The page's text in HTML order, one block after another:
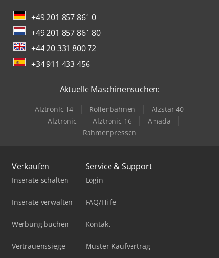
+49 201 857 861 0
+49 201 857 861 80
+44 20 331 800 72
+34 911 433 456
Aktuelle Maschinensuchen:
Alztronic 14 Rollenbahnen
Alzstar 40
Alztronic
Alztronic 16
Amada
Rahmenpressen
Verkaufen
Inserate schalten
Inserate verwalten
Werbung buchen
Vertrauenssiegel
Service & Support
Login
FAQ/Hilfe
Kontakt
Muster-Kaufvertrag